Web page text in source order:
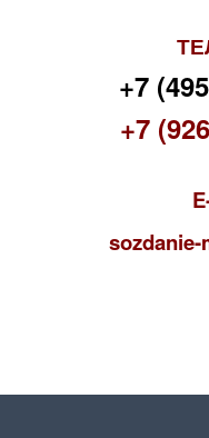
+7
+7
sozdanie-